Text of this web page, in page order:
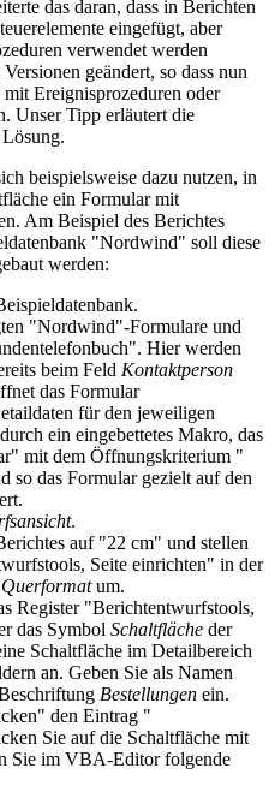
das daran, dass in Berichten
eingefügt, aber
verwendet werden
geändert, so dass nun
Ereignisprozeduren oder
Unser Tipp erläutert die
beispielsweise dazu nutzen, in
ein Formular mit
Am Beispiel des Berichtes
"Nordwind" soll diese
werden:
"Nordwind"-Formulare und
Hier werden
beim Feld Kontaktperson
das Formular
für den jeweiligen
ein eingebettetes Makro, das
mit dem Öffnungskriterium "
das Formular gezielt auf den
.
auf "22 cm" und stellen
Seite einrichten" in der
Querformatum.
Register "Berichtentwurfstools,
das Symbol Schaltfläche der
Schaltfläche im Detailbereich
an. Geben Sie als Namen
Bestellungen ein.
den Eintrag "
Sie auf die Schaltfläche mit
Sie im VBA-Editor folgende